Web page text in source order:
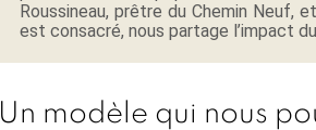
Roussineau, prêtre du Chemin Neuf,
est consacré, nous partage l’impact
Un modèle qui nous